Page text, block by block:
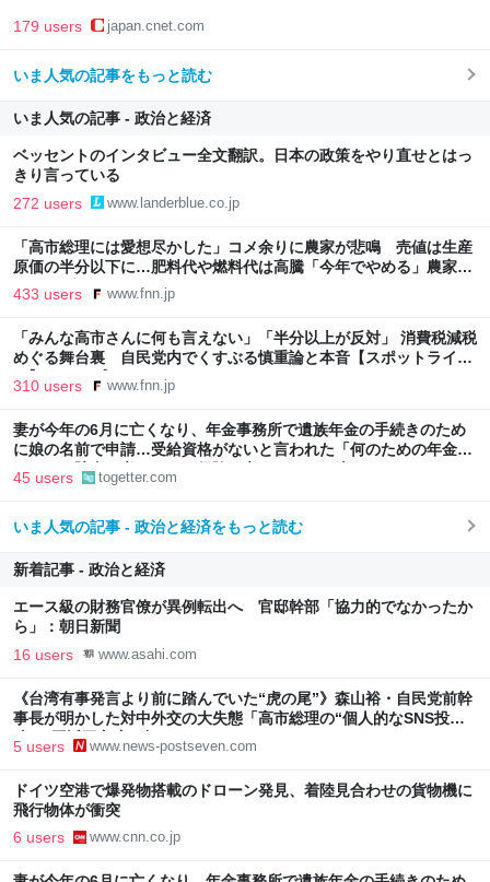
179 users japan.cnet.com
いま人気の記事をもっと読む
いま人気の記事 - 政治と経済
ベッセントのインタビュー全文翻訳。日本の政策をやり直せとはっ
きり言っている
272 users www.landerblue.co.jp
「高市総理には愛想尽かした」コメ余りに農家が悲鳴 売値は生産
原価の半分以下に…肥料代や燃料代は高騰「今年でやめる」農家も
｜FNNプライムオンライン
433 users www.fnn.jp
「みんな高市さんに何も言えない」「半分以上が反対」 消費税減税
めぐる舞台裏 自民党内でくすぶる慎重論と本音【スポットライ
ト】｜FNNプライムオンライン
310 users www.fnn.jp
妻が今年の6月に亡くなり、年金事務所で遺族年金の手続きのため
に娘の名前で申請…受給資格がないと言われた「何のための年金な
のか」→貯金と考えるか？保険と考えるか？で違う
45 users togetter.com
いま人気の記事 - 政治と経済をもっと読む
新着記事 - 政治と経済
エース級の財務官僚が異例転出へ 官邸幹部「協力的でなかったか
ら」：朝日新聞
16 users www.asahi.com
《台湾有事発言より前に踏んでいた“虎の尾”》森山裕・自民党前幹
事長が明かした対中外交の大失態「高市総理の“個人的なSNS投
稿”が習近平主席を怒らせた」
5 users www.news-postseven.com
ドイツ空港で爆発物搭載のドローン発見、着陸見合わせの貨物機に
飛行物体が衝突
6 users www.cnn.co.jp